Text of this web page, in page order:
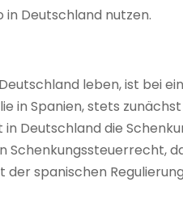
Deutschland nutzen.
leben, ist bei
in Spanien, stets zunächst
Deutschland die
Schenkungssteuerrecht,
spanischen